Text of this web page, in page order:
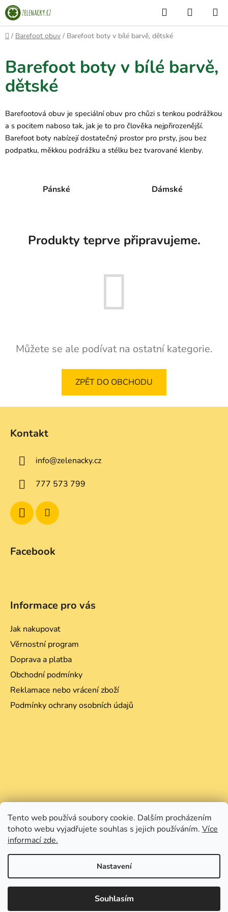
Tento web používá soubory cookie. Dalším procházením
tohoto webu vyjadřujete souhlas s jejich používáním. Více
informací zde.
Nastavení
Souhlasím
Přejít
na
obsah
Hledat
KOŠÍK
Domů
/ Barefoot obuv / Barefoot boty v bílé barvě, dětské
Barefoot boty v bílé barvě,
dětské
Barefootová obuv je speciální obuv pro chůzi s tenkou podrážkou
a s pocitem naboso tak, jak je to pro člověka nejpřirozenější.
Barefoot boty nabízejí dostatečný prostor pro prsty, jsou bez
podpatku, měkkou podrážku a stélku bez tvarované klenby.
Pánské Dámské
Produkty teprve připravujeme.
Můžete se ale podívat na ostatní kategorie.
ZPĚT DO OBCHODU
Kontakt
info@zelenacky.cz
777 573 799
Facebook
Informace pro vás
Jak nakupovat
Věrnostní program
Doprava a platba
Obchodní podmínky
Reklamace nebo vrácení zboží
Podmínky ochrany osobních údajů
Vytvořil Shoptet